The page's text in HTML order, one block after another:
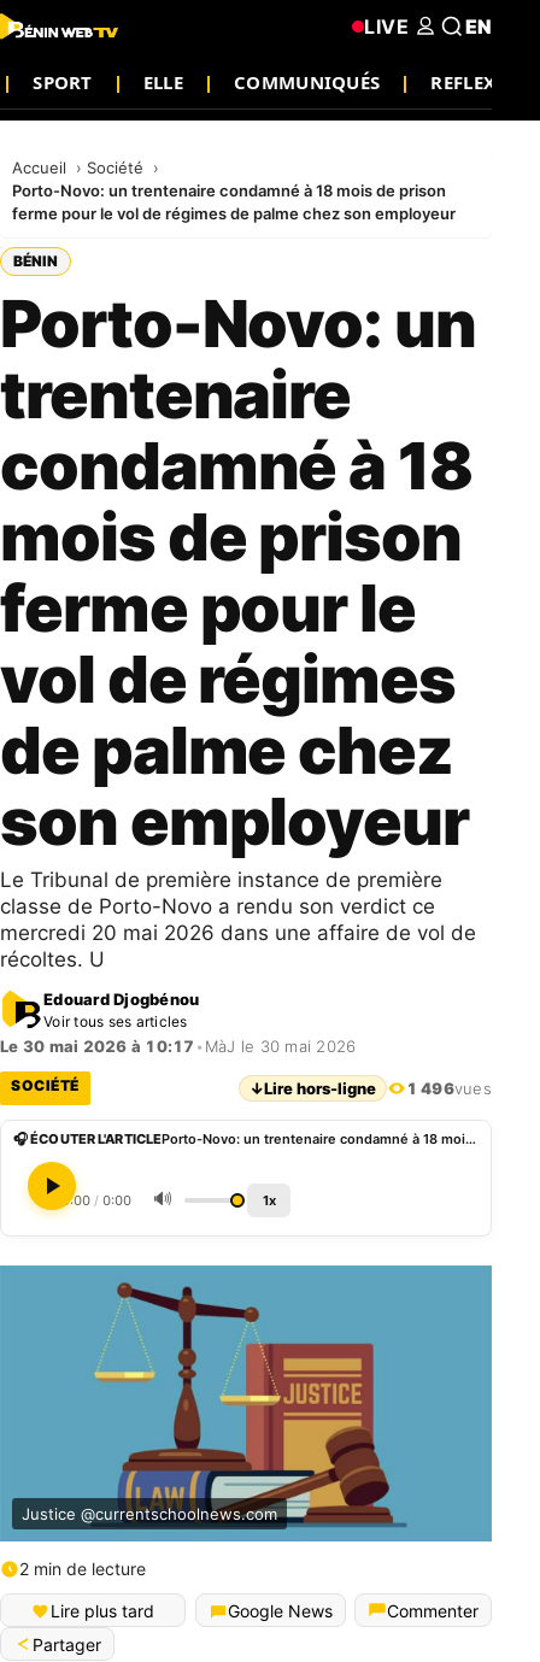
SPORT ELLE COMMUNIQUÉS REFLEXION
LIVE EN
Accueil
Société
Porto-Novo: un trentenaire condamné à 18 mois de prison
ferme pour le vol de régimes de palme chez son employeur
BÉNIN
Porto-Novo: un
trentenaire
condamné à 18
mois de prison
ferme pour le
vol de régimes
de palme chez
son employeur
Le Tribunal de première instance de première
classe de Porto-Novo a rendu son verdict ce
mercredi 20 mai 2026 dans une affaire de vol de
récoltes. U
Edouard Djogbénou
Voir tous ses articles
Le 30 mai 2026 à 10:17 • MàJ le 30 mai 2026
SOCIÉTÉ ↓Lire hors-ligne 1 496vues
🎧 ÉCOUTER L'ARTICLE Porto-Novo: un trentenaire condamné à 18 mois de prison ferme pour le vol de régimes de palme chez son employeur
0:00 / 0:00 🔊 1x
Justice @currentschoolnews.com
2 min de lecture
Lire plus tard Google News
Commenter
Partager